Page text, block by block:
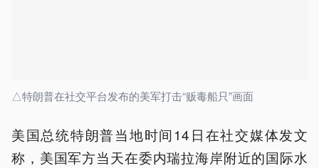
△特朗普在社交平台发布的美军打击“贩毒船只”画面
美国总统特朗普当地时间14日在社交媒体发文
称，美国军方当天在委内瑞拉海岸附近的国际水